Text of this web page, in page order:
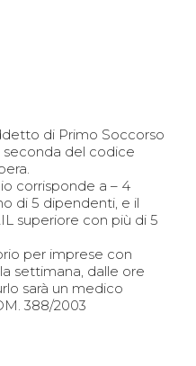
di Primo Soccorso
seconda del codice
corrisponde a – 4
di 5 dipendenti, e il
superiore con più di 5
per imprese con
settimana, dalle ore
sarà un medico
388/2003